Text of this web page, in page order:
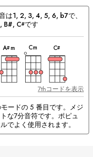
は1, 2, 3, 4, 5, 6, b7で、
, B#, C#です
A#m
和
Cm
和
C#
和
7thコードを表示
ードの 5 番目です。メジ
な7分音符です。ポピュ
でよく使用されます。